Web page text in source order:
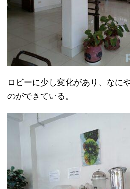
ロビーに少し変化があり、なに
のができている。